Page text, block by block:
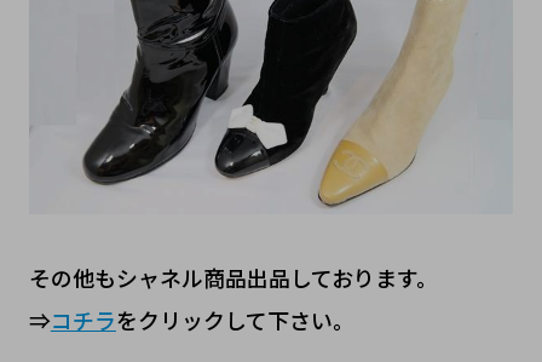
その他もシャネル商品出品しております。
⇒コチラをクリックして下さい。